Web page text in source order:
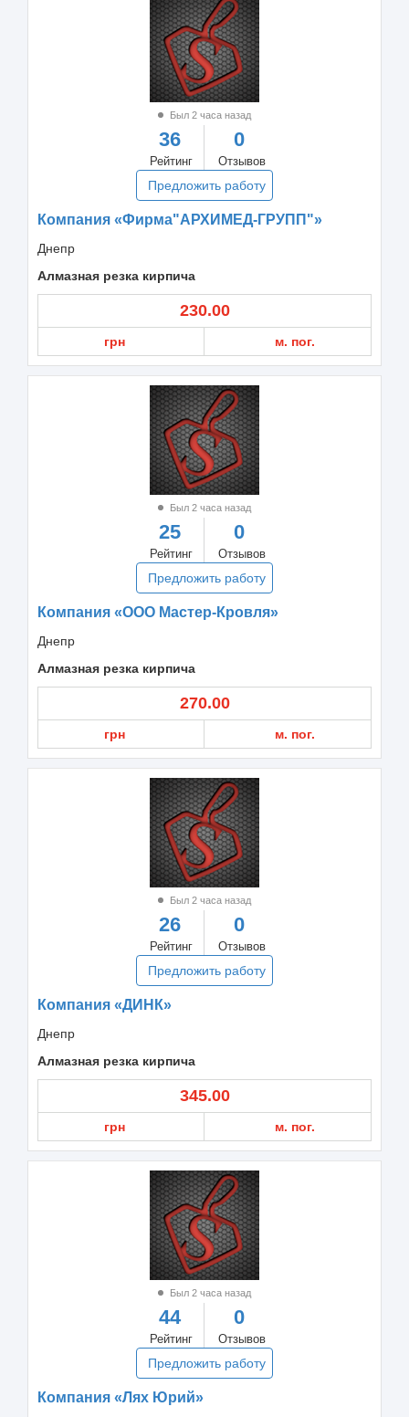
Был 2 часа назад
36
Рейтинг
0
Отзывов
Предложить работу
Компания «Фирма"АРХИМЕД-ГРУПП"»
Днепр
Алмазная резка кирпича
230.00
грн м. пог.
Был 2 часа назад
25
Рейтинг
0
Отзывов
Предложить работу
Компания «ООО Мастер-Кровля»
Днепр
Алмазная резка кирпича
270.00
грн м. пог.
Был 2 часа назад
26
Рейтинг
0
Отзывов
Предложить работу
Компания «ДИНК»
Днепр
Алмазная резка кирпича
345.00
грн м. пог.
Был 2 часа назад
44
Рейтинг
0
Отзывов
Предложить работу
Компания «Лях Юрий»